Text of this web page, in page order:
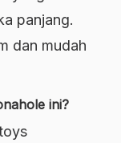
panjang.
dan mudah
ini?